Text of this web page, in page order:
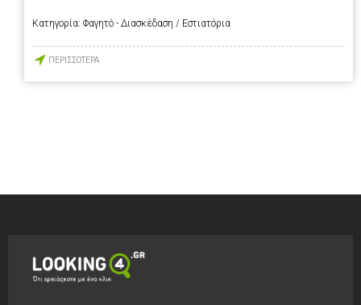
Κατηγορία: Φαγητό - Διασκέδαση / Εστιατόρια
ΠΕΡΙΣΣΟΤΕΡΑ